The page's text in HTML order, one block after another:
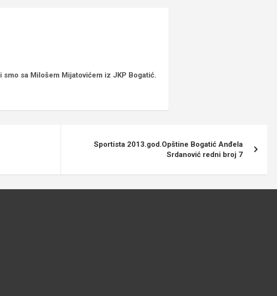
sa Milošem Mijatovićem iz JKP Bogatić.
Sportista 2013.god.Opštine Bogatić Anđela
Srdanović redni broj 7